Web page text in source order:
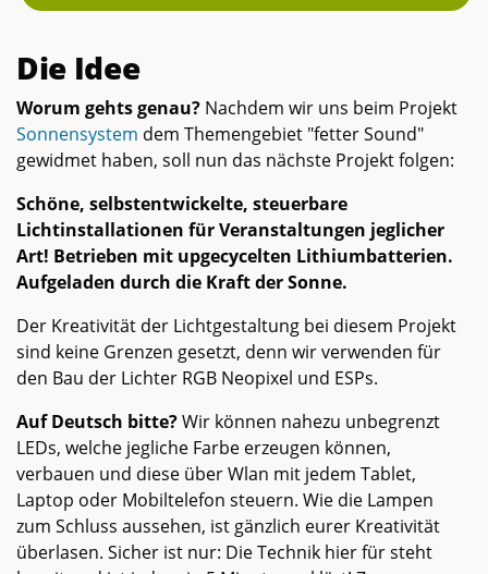
Die Idee
Worum gehts genau? Nachdem wir uns beim Projekt
Sonnensystem dem Themengebiet "fetter Sound"
gewidmet haben, soll nun das nächste Projekt folgen:
Schöne, selbstentwickelte, steuerbare
Lichtinstallationen für Veranstaltungen jeglicher
Art! Betrieben mit upgecycelten Lithiumbatterien.
Aufgeladen durch die Kraft der Sonne.
Der Kreativität der Lichtgestaltung bei diesem Projekt
sind keine Grenzen gesetzt, denn wir verwenden für
den Bau der Lichter RGB Neopixel und ESPs.
Auf Deutsch bitte?Wir können nahezu unbegrenzt
LEDs, welche jegliche Farbe erzeugen können,
verbauen und diese über Wlan mit jedem Tablet,
Laptop oder Mobiltelefon steuern. Wie die Lampen
zum Schluss aussehen, ist gänzlich eurer Kreativität
überlasen. Sicher ist nur: Die Technik hier für steht